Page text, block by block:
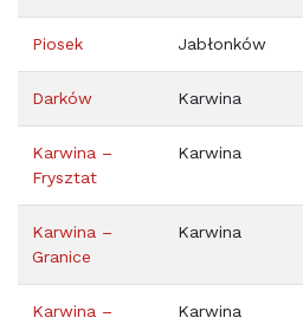
Piosek Jabłonków
Darków Karwina
Karwina –
Frysztat
Karwina
Karwina –
Granice
Karwina
Karwina –
Karwina